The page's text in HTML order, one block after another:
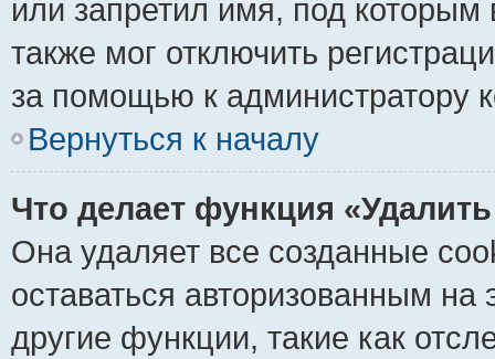
или запретил имя, под которым
также мог отключить
за помощью к администратору
Вернуться к началу
Что делает функция
Она удаляет все созданные
оставаться авторизованным
другие функции, такие как